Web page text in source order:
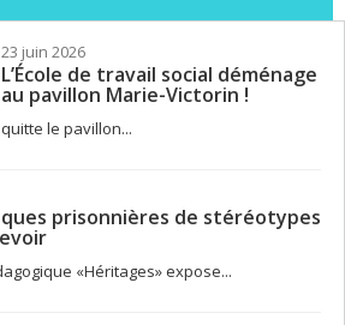
23 juin 2026
L’École de travail social déménage
au pavillon Marie-Victorin !
le pavillon...
prisonnières de stéréotypes
«Héritages» expose...